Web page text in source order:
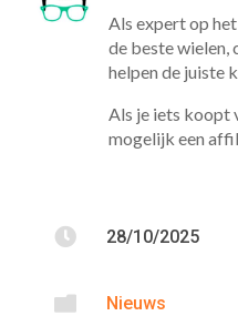
Als expert op
de beste wielen,
helpen de juiste
Als je iets koopt
mogelijk een
 28/10/2025
 Nieuws